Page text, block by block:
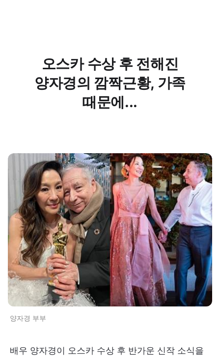
오스카 수상 후 전해진
양자경의 깜짝근황, 가족
때문에...
양자경 부부
배우 양자경이 오스카 수상 후 반가운 신작 소식을